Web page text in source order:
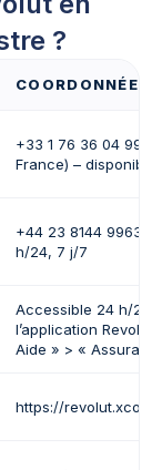
?
COORDONNÉES
+33 1 76 36 04 99
France) –
+44 23 8144 9963 –
h/24, 7 j/7
Accessible 24 h/24
l’application Revolut
Aide » > «
https://